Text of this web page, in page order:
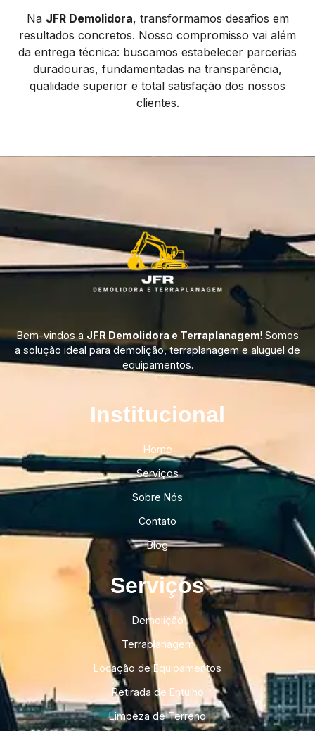
Na JFR Demolidora, transformamos desafios em
resultados concretos. Nosso compromisso vai além
da entrega técnica: buscamos estabelecer parcerias
duradouras, fundamentadas na transparência,
qualidade superior e total satisfação dos nossos
clientes.
Bem-vindos a JFR Demolidora e Terraplanagem! Somos
a solução ideal para demolição, terraplanagem e aluguel de
equipamentos.
Institucional​
Home
Serviços
Sobre Nós
Contato
Blog
Serviços
Demolição
Terraplanagem
Locação de Equipamentos
Retirada de Entulho
Limpeza de Terreno